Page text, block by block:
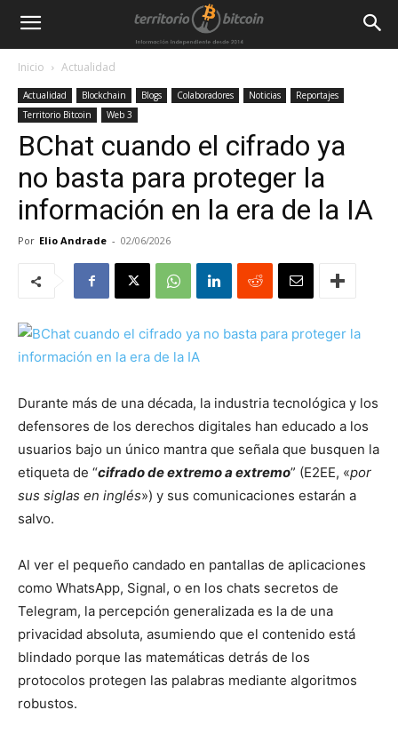
Inicio Actualidad
Actualidad Blockchain Blogs Colaboradores Noticias
Reportajes
Territorio Bitcoin
Web 3
BChat cuando el cifrado ya
no basta para proteger la
información en la era de la IA
Por Elio Andrade - 02/06/2026
Durante más de una década, la industria tecnológica y los
defensores de los derechos digitales han educado a los
usuarios bajo un único mantra que señala que busquen la
etiqueta de “cifrado de extremo a extremo” (E2EE, «por
sus siglas en inglés») y sus comunicaciones estarán a
salvo.
Al ver el pequeño candado en pantallas de aplicaciones
como WhatsApp, Signal, o en los chats secretos de
Telegram, la percepción generalizada es la de una
privacidad absoluta, asumiendo que el contenido está
blindado porque las matemáticas detrás de los
protocolos protegen las palabras mediante algoritmos
robustos.